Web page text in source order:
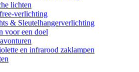
lichten
verlichting
& Sleutelhangerverlichting
voor een doel
en infrarood zaklampen